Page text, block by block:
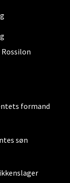
formand
søn